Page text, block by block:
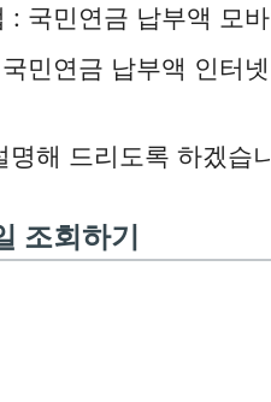
: 국민연금 납부액 모
민연금 납부액 인터
해 드리도록 하겠습
조회하기